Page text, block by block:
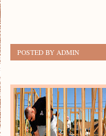
POSTED BY ADMIN